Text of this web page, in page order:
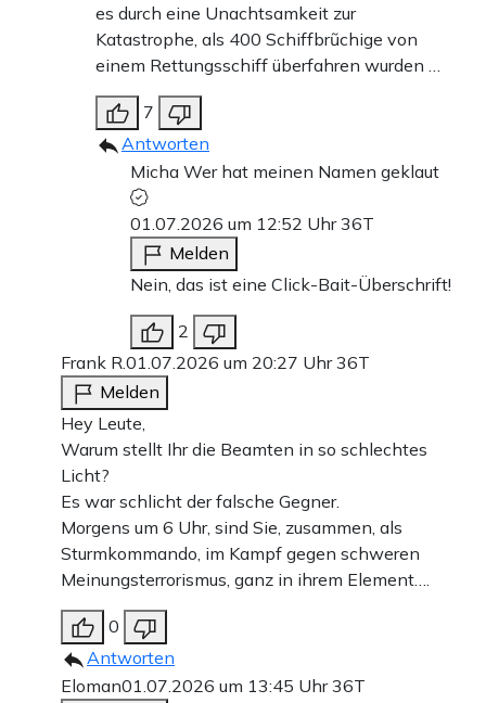
es durch eine Unachtsamkeit zur
Katastrophe, als 400 Schiffbrũchige von
einem Rettungsschiff überfahren wurden …
7
Antworten
Micha Wer hat meinen Namen geklaut
01.07.2026 um 12:52 Uhr36T
Melden
Nein, das ist eine Click-Bait-Überschrift!
2
Frank R.01.07.2026 um 20:27 Uhr36T
Melden
Hey Leute,
Warum stellt Ihr die Beamten in so schlechtes
Licht?
Es war schlicht der falsche Gegner.
Morgens um 6 Uhr, sind Sie, zusammen, als
Sturmkommando, im Kampf gegen schweren
Meinungsterrorismus, ganz in ihrem Element….
0
Antworten
Eloman01.07.2026 um 13:45 Uhr36T